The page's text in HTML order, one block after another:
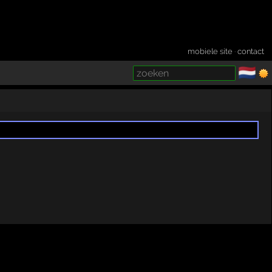
mobiele site ·contact
🇳🇱